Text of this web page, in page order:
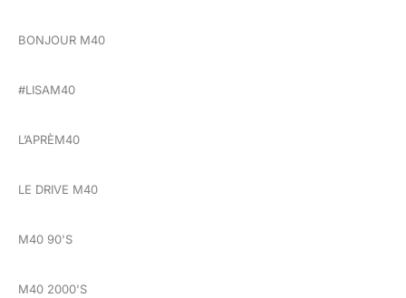
BONJOUR M40
#LISAM40
L’APRÈM40
LE DRIVE M40
M40 90'S
M40 2000'S